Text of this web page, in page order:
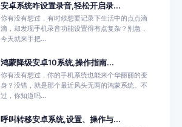
安卓系统咋设置录音,轻松开启录...
你有没有想过，有时候想要记录下生活中的点点滴
滴，却发现手机录音功能设置得有点复杂？别急，
今天就来手把...
鸿蒙降级安卓10系统,操作指南...
你有没有想过，你的手机系统也能来个华丽丽的变
身？没错，就是那个最近风头无两的鸿蒙系统。不
过，你知道吗...
呼叫转移安卓系统,设置、操作与...